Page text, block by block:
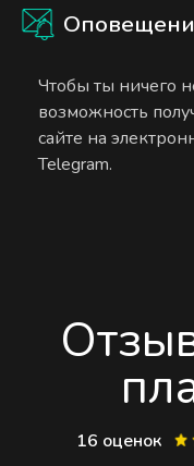
Чтобы ты ничего
возможность
сайте на
Telegram.
16 оценок